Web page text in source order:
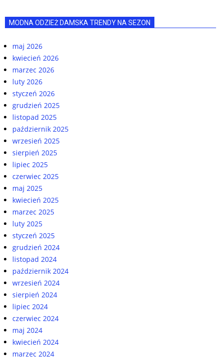
MODNA ODZIEŻ DAMSKA TRENDY NA SEZON
maj 2026
kwiecień 2026
marzec 2026
luty 2026
styczeń 2026
grudzień 2025
listopad 2025
październik 2025
wrzesień 2025
sierpień 2025
lipiec 2025
czerwiec 2025
maj 2025
kwiecień 2025
marzec 2025
luty 2025
styczeń 2025
grudzień 2024
listopad 2024
październik 2024
wrzesień 2024
sierpień 2024
lipiec 2024
czerwiec 2024
maj 2024
kwiecień 2024
marzec 2024